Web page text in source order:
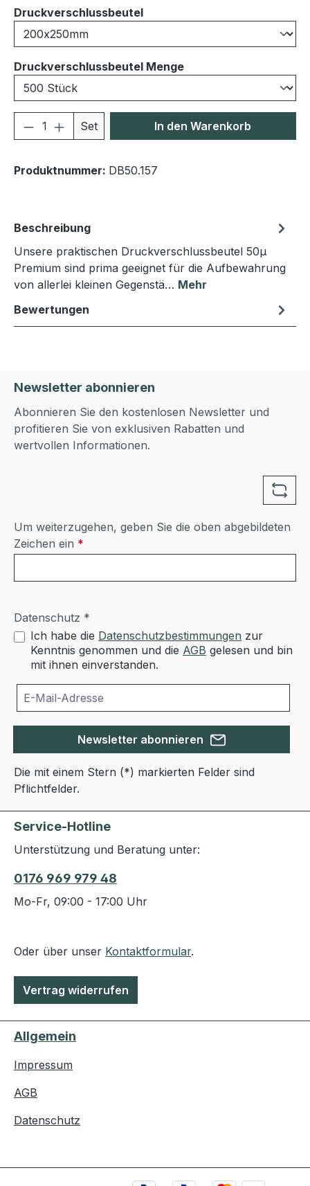
Druckverschlussbeutelauswählen
Druckverschlussbeutel Mengeauswählen
Produkt Anzahl: Gib den
Set In den Warenkorb
Produktnummer: DB50.157
Beschreibung
Unsere praktischen Druckverschlussbeutel 50μ
Premium sind prima geeignet für die Aufbewahrung
von allerlei kleinen Gegenstä… Mehr
Bewertungen
Newsletter abonnieren
Abonnieren Sie den kostenlosen Newsletter und
profitieren Sie von exklusiven Rabatten und
wertvollen Informationen.
Um weiterzugehen, geben Sie die oben abgebildeten
Zeichen ein *
Datenschutz *
Ich habe die Datenschutzbestimmungen zur
Kenntnis genommen und die AGB gelesen und bin
mit ihnen einverstanden.
Newsletter abonnieren
Die mit einem Stern (*) markierten Felder sind
Pflichtfelder.
Service-Hotline
Unterstützung und Beratung unter:
0176 969 979 48
Mo-Fr, 09:00 - 17:00 Uhr
Oder über unser Kontaktformular.
Vertrag widerrufen
Allgemein
Impressum
AGB
Datenschutz